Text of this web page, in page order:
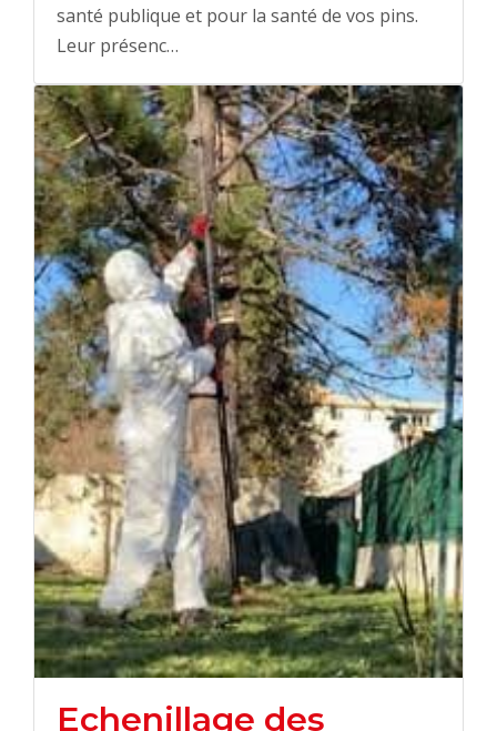
santé publique et pour la santé de vos pins.
Leur présenc…
Echenillage des